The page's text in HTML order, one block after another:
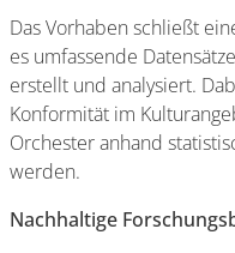
Das Vorhaben schließt
es umfassende
erstellt und analysiert.
Konformität im
Orchester anhand
werden.
Nachhaltige